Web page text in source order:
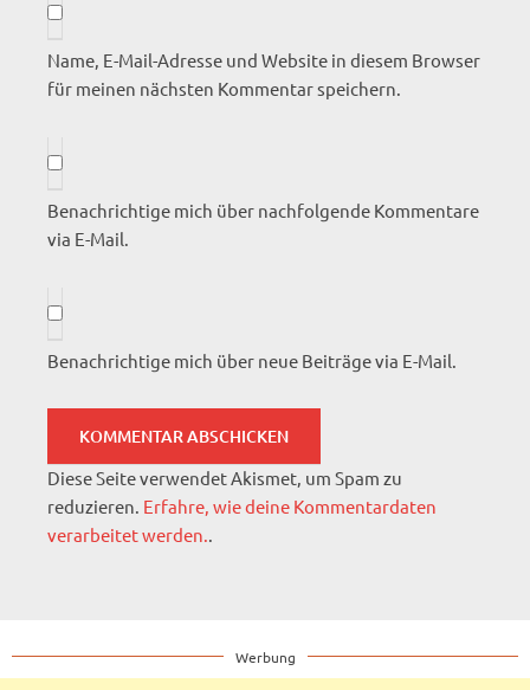
Name, E-Mail-Adresse und Website in diesem Browser
für meinen nächsten Kommentar speichern.
Benachrichtige mich über nachfolgende Kommentare
via E-Mail.
Benachrichtige mich über neue Beiträge via E-Mail.
Diese Seite verwendet Akismet, um Spam zu
reduzieren. Erfahre, wie deine Kommentardaten
verarbeitet werden..
Werbung